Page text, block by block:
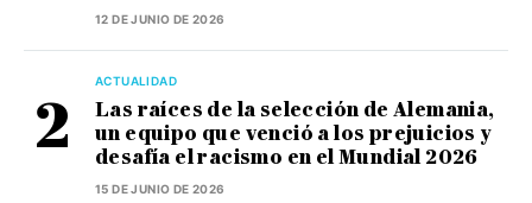
12 DE JUNIO DE 2026
ACTUALIDAD
Las raíces de la selección de Alemania,
un equipo que venció a los prejuicios y
desafía el racismo en el Mundial 2026
15 DE JUNIO DE 2026